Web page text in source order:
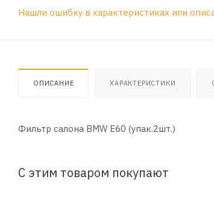
Нашли ошибку в характеристиках или
ОПИСАНИЕ ХАРАКТЕРИСТИКИ
Фильтр салона BMW E60 (упак.2шт.)
С этим товаром покупают